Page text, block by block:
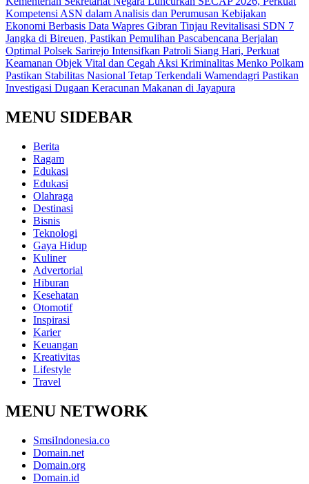
Kompetensi ASN dalam Analisis dan Perumusan Kebijakan
Ekonomi Berbasis Data Wapres Gibran Tinjau Revitalisasi SDN 7
Jangka di Bireuen, Pastikan Pemulihan Pascabencana Berjalan
Optimal Polsek Sarirejo Intensifkan Patroli Siang Hari, Perkuat
Keamanan Objek Vital dan Cegah Aksi Kriminalitas Menko Polkam
Pastikan Stabilitas Nasional Tetap Terkendali Wamendagri Pastikan
Investigasi Dugaan Keracunan Makanan di Jayapura
MENU SIDEBAR
Berita
Ragam
Edukasi
Edukasi
Olahraga
Destinasi
Bisnis
Teknologi
Gaya Hidup
Kuliner
Advertorial
Hiburan
Kesehatan
Otomotif
Inspirasi
Karier
Keuangan
Kreativitas
Lifestyle
Travel
MENU NETWORK
SmsiIndonesia.co
Domain.net
Domain.org
Domain.id